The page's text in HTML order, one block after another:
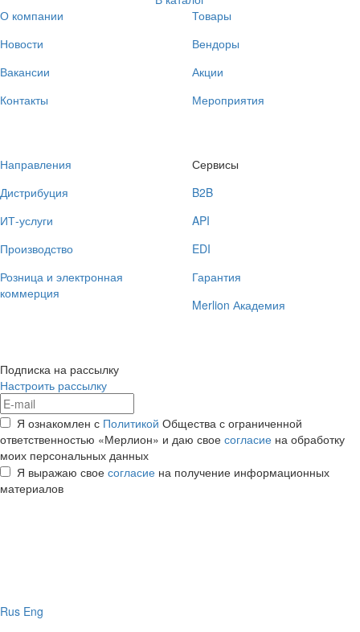
О компании
Новости
Вакансии
Контакты
Товары
Вендоры
Акции
Мероприятия
Направления
Дистрибуция
ИТ-услуги
Производство
Розница и электронная
коммерция
Сервисы
B2B
API
EDI
Гарантия
Merlion Академия
Подписка на рассылку
Настроить рассылку
Я ознакомлен с Политикой Общества с ограниченной
ответственностью «Мерлион» и даю свое согласие на обработку
моих персональных данных
Я выражаю свое согласие на получение информационных
материалов
Rus Eng